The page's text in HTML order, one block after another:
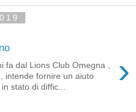
›
fa dal Lions Club Omegna ,
intende fornire un aiuto
stato di diffic...